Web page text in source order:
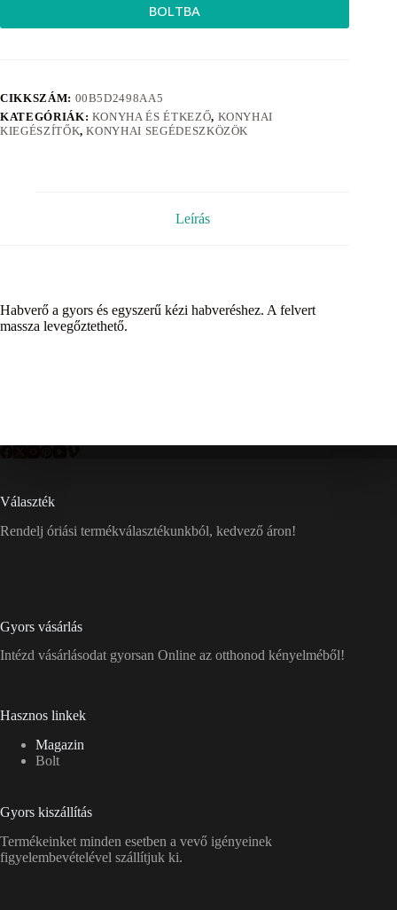
BOLTBA
CIKKSZÁM: 00B5D2498AA5
KATEGÓRIÁK: KONYHA ÉS ÉTKEZŐ, KONYHAI
KIEGÉSZÍTŐK,KONYHAI SEGÉDESZKÖZÖK
Leírás
Habverő a gyors és egyszerű kézi habveréshez. A felvert
massza levegőztethető.
Választék
Rendelj óriási termékválasztékunkból, kedvező áron!
Gyors vásárlás
Intézd vásárlásodat gyorsan Online az otthonod kényelméből!
Hasznos linkek
Magazin
Bolt
Gyors kiszállítás
Termékeinket minden esetben a vevő igényeinek
figyelembevételével szállítjuk ki.